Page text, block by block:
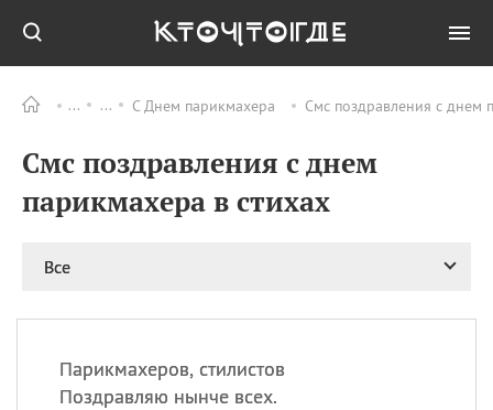
С Днем парикмахера Смс поздравления с днем
Смс поздравления с днем
парикмахера в стихах
Все
Парикмахеров, стилистов
Поздравляю нынче всех.
ПРАЗДНИКИ Все
09.08
День памяти
великомученика и
целителя Пантелеимона
Николая Чудотворца
11.08 День полета на
11.08 День Святой Клары —